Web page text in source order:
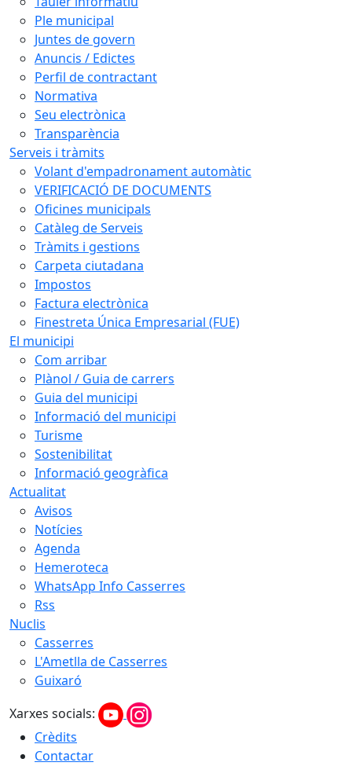
Ple municipal
Juntes de govern
Anuncis / Edictes
Perfil de contractant
Normativa
Seu electrònica
Transparència
Serveis i tràmits
Volant d'empadronament automàtic
VERIFICACIÓ DE DOCUMENTS
Oficines municipals
Catàleg de Serveis
Tràmits i gestions
Carpeta ciutadana
Impostos
Factura electrònica
Finestreta Única Empresarial (FUE)
El municipi
Com arribar
Plànol / Guia de carrers
Guia del municipi
Informació del municipi
Turisme
Sostenibilitat
Informació geogràfica
Actualitat
Avisos
Notícies
Agenda
Hemeroteca
WhatsApp Info Casserres
Rss
Nuclis
Casserres
L'Ametlla de Casserres
Guixaró
Xarxes socials:
Crèdits
Contactar